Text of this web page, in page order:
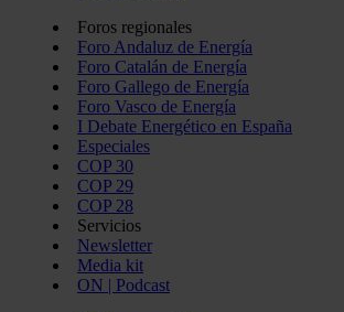
Foros regionales
Foro Andaluz de Energía
Foro Catalán de Energía
Foro Gallego de Energía
Foro Vasco de Energía
I Debate Energético en España
Especiales
COP 30
COP 29
COP 28
Servicios
Newsletter
Media kit
ON | Podcast